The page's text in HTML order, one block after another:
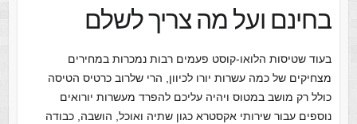
בחינם ועל מה צריך לשלם
בעוד שטיסות הלואו-קוסט פעמים רבות נמכרות במחירים
מצחיקים של כמה עשרות יורו לכיוון, הרי שלרוב כרטיס הטיסה
כולל רק מושב במטוס ויהיה עליכם להפרד מעשרות יורואים
נוספים עבור שירותי אקסטרא כגון שתיה ואוכל, הושבה, כבודה